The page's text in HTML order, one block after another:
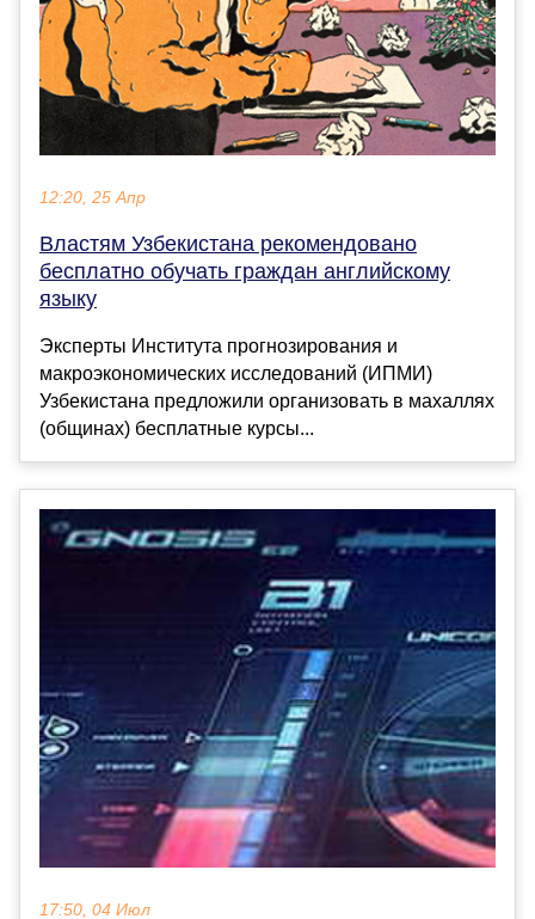
12:20, 25 Апр
Властям Узбекистана рекомендовано
бесплатно обучать граждан английскому
языку
Эксперты Института прогнозирования и
макроэкономических исследований (ИПМИ)
Узбекистана предложили организовать в махаллях
(общинах) бесплатные курсы...
17:50, 04 Июл